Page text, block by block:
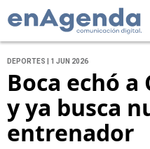
DEPORTES | 1 JUN 2026
Boca echó a
y ya busca
entrenador